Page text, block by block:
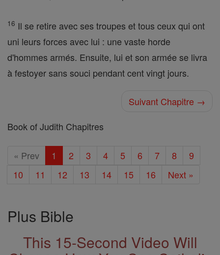
16 Il se retire avec ses troupes et tous ceux qui ont
uni leurs forces avec lui : une vaste horde
d'hommes armés. Ensuite, lui et son armée se livra
à festoyer sans souci pendant cent vingt jours.
Suivant Chapitre →
Book of Judith Chapitres
« Prev 1 2 3 4 5 6 7 8
9
10
11 12 13 14 15 16 Next »
Plus Bible
This 15-Second Video Will